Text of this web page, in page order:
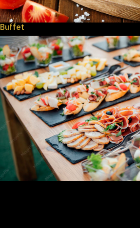
Buffet